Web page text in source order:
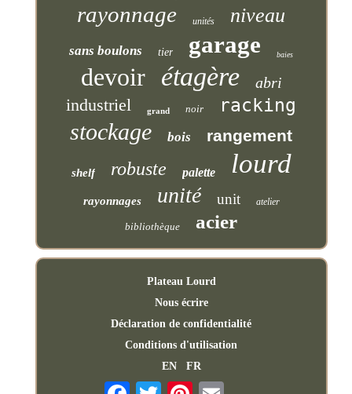
rayonnage unités niveau
sans boulons tier garage baies
devoir étagère abri
industriel grand noir racking
stockage bois rangement
shelf robuste palette lourd
rayonnages unité unit atelier
bibliothèque acier
Plateau Lourd
Nous écrire
Déclaration de confidentialité
Conditions d'utilisation
EN
FR